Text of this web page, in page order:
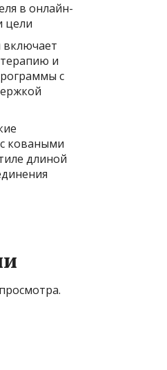
в онлайн-
цели
и
с
коваными
длиной